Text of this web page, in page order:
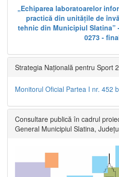
„Echiparea laboratoarelor
practică din unitățile de
tehnic din Municipiul Slatina”
0273 -
Strategia Națională pentru Sport
Monitorul Oficial Partea I nr. 452
Consultare publică în cadrul
General Municipiul Slatina,